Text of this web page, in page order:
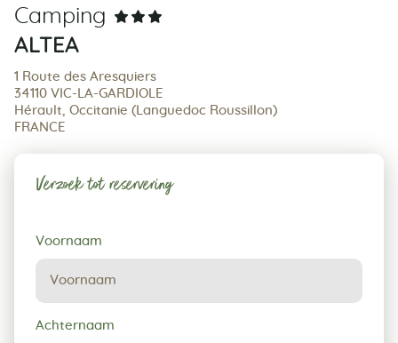
Camping
ALTEA
1 Route des Aresquiers
34110 VIC-LA-GARDIOLE
Hérault, Occitanie (Languedoc Roussillon)
FRANCE
Verzoek tot reservering
Verzoek
tot
reservering
Voornaam
Achternaam